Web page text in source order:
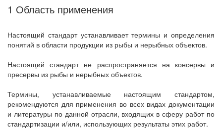
1 Область применения
Настоящий стандарт устанавливает термины и определения
понятий в области продукции из рыбы и нерыбных объектов.
Настоящий стандарт не распространяется на консервы и
пресервы из рыбы и нерыбных объектов.
Термины, устанавливаемые настоящим стандартом,
рекомендуются для применения во всех видах документации
и литературы по данной отрасли, входящих в сферу работ по
стандартизации и/или, использующих результаты этих работ.